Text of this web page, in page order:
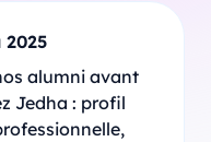
2025
alumni avant
Jedha : profil